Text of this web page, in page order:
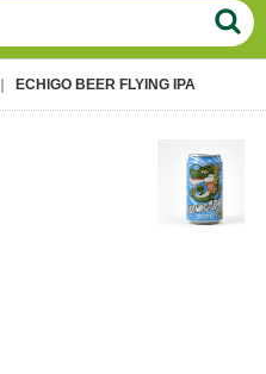
ECHIGO BEER FLYING IPA